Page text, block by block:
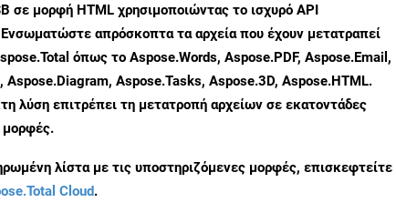
σε μορφή HTML χρησιμοποιώντας το ισχυρό API
απρόσκοπτα τα αρχεία που έχουν μετατραπεί
όπως το Aspose.Words, Aspose.PDF, Aspose.Email,
Aspose.Diagram, Aspose.Tasks, Aspose.3D, Aspose.HTML.
λύση επιτρέπει τη μετατροπή αρχείων σε εκατοντάδες
μορφές.
λίστα με τις υποστηριζόμενες μορφές, επισκεφτείτε
Cloud.